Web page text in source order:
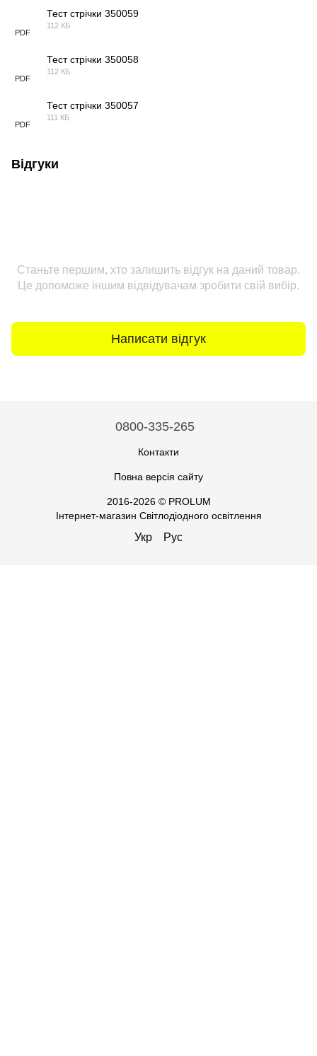
PDF
Тест стрічки 350059
112 КБ
PDF
Тест стрічки 350058
112 КБ
PDF
Тест стрічки 350057
111 КБ
Відгуки
Станьте першим, хто залишить відгук на даний товар.
Це допоможе іншим відвідувачам зробити свій вибір.
Написати відгук
0800-335-265
Контакти
Повна версія сайту
2016-2026 © PROLUM
Інтернет-магазин Світлодіодного освітлення
Укр Рус